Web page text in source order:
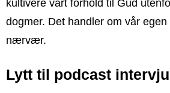
kultivere vårt forhold til Gud
dogmer. Det handler om vår
nærvær.
Lytt til podcast